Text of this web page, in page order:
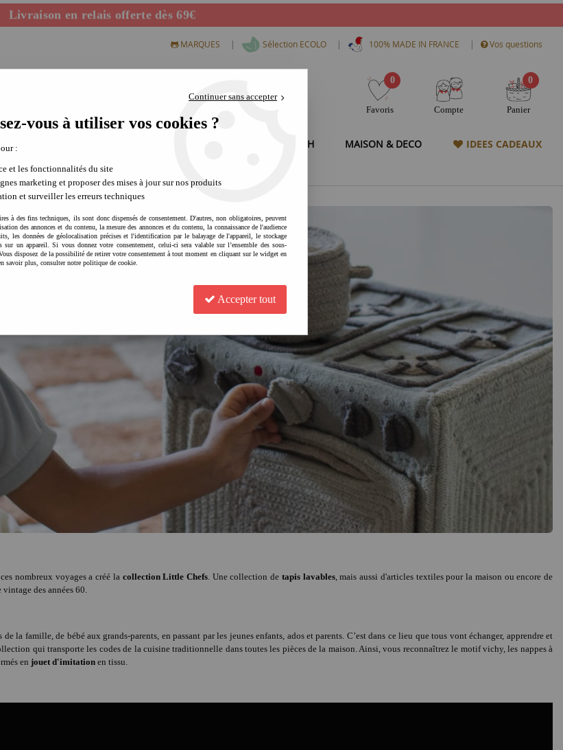
Livraison en relais offerte dès 69€
MARQUES | Sélection ECOLO | 100% MADE IN FRANCE | Vos questions
0
Favoris Compte
0
Panier
MODE & HIGH TECH MAISON & DECO IDEES CADEAUX
nombreux voyages a créé la collection Little Chefs. Une collection de tapis lavables, mais aussi d'articles textiles pour la maison ou encore de
des années 60.
famille, de bébé aux grands-parents, en passant par les jeunes enfants, ados et parents. C’est dans ce lieu que tous vont échanger, apprendre et
qui transporte les codes de la cuisine traditionnelle dans toutes les pièces de la maison. Ainsi, vous reconnaîtrez le motif vichy, les nappes à
en jouet d'imitation en tissu.
Continuer sans accepter
vous à utiliser vos cookies ?
:
et les fonctionnalités du site
marketing et proposer des mises à jour sur nos produits
et surveiller les erreurs techniques
à des fins techniques, ils sont donc dispensés de consentement. D'autres, non obligatoires, peuvent
des annonces et du contenu, la mesure des annonces et du contenu, la connaissance de l'audience
les données de géolocalisation précises et l'identification par le balayage de l'appareil, le stockage
sur un appareil. Si vous donnez votre consentement, celui-ci sera valable sur l’ensemble des sous-
disposez de la possibilité de retirer votre consentement à tout moment en cliquant sur le widget en
savoir plus, consulter notre politique de cookie.
Accepter tout